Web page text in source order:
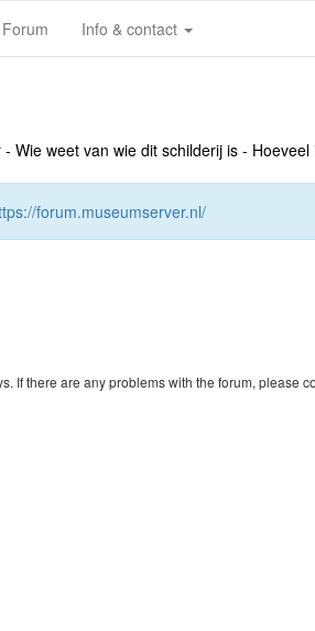
Forum Info & contact
weet van wie dit schilderij is -
forum.museumserver.nl/
If there are any problems with the forum, please